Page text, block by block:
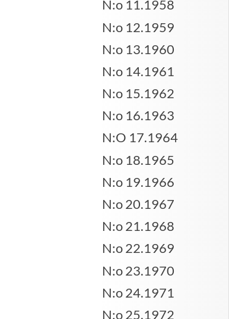
N:o 11.1958
N:o 12.1959
N:o 13.1960
N:o 14.1961
N:o 15.1962
N:o 16.1963
N:O 17.1964
N:o 18.1965
N:o 19.1966
N:o 20.1967
N:o 21.1968
N:o 22.1969
N:o 23.1970
N:o 24.1971
N:o 25.1972